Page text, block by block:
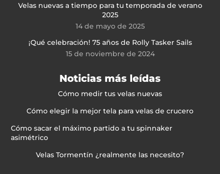
Velas nuevas a tiempo para tu temporada de verano
2025
14 de mayo de 2025
¡Qué celebración! 75 años de Rolly Tasker Sails
15 de noviembre de 2024
Noticias más leídas
Cómo medir tus velas nuevas
Cómo elegir la mejor tela para velas de crucero
Cómo sacar el máximo partido a tu spinnaker
asimétrico
Velas Tormentín ¿realmente las necesito?